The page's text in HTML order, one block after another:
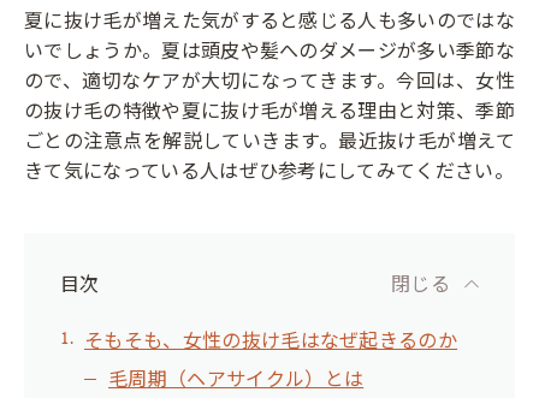
夏に抜け毛が増えた気がすると感じる人も多いのではな
いでしょうか。夏は頭皮や髪へのダメージが多い季節な
ので、適切なケアが大切になってきます。今回は、女性
の抜け毛の特徴や夏に抜け毛が増える理由と対策、季節
ごとの注意点を解説していきます。最近抜け毛が増えて
きて気になっている人はぜひ参考にしてみてください。
目次
そもそも、女性の抜け毛はなぜ起きるのか
毛周期（ヘアサイクル）とは
閉じる